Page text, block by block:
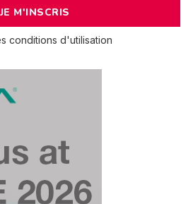
conditions d'utilisation